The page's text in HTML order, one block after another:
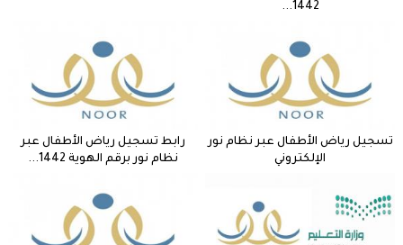
1442...
تسجيل رياض الأطفال عبر نظام نور
الإلكتروني
رابط تسجيل رياض الأطفال عبر
نظام نور برقم الهوية 1442...